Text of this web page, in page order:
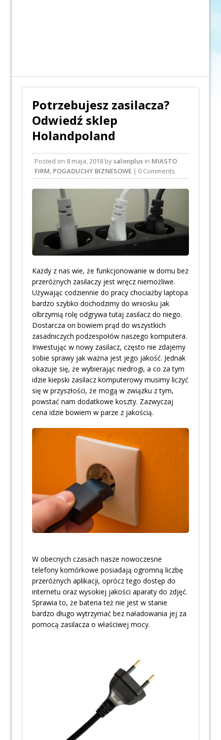
Potrzebujesz zasilacza?
Odwiedź sklep
Holandpoland
Posted on 8 maja, 2018 bysalonplus in MIASTO
FIRM, POGADUCHY BIZNESOWE | 0 Comments
Każdy z nas wie, że funkcjonowanie w domu bez
przeróżnych zasilaczy jest wręcz niemożliwe.
Używając codziennie do pracy chociażby laptopa
bardzo szybko dochodzimy do wniosku jak
olbrzymią rolę odgrywa tutaj zasilacz do niego.
Dostarcza on bowiem prąd do wszystkich
zasadniczych podzespołów naszego komputera.
Inwestując w nowy zasilacz, często nie zdajemy
sobie sprawy jak ważna jest jego jakość. Jednak
okazuje się, że wybierając niedrogi, a co za tym
idzie kiepski zasilacz komputerowy musimy liczyć
się w przyszłości, że mogą w związku z tym,
powstać nam dodatkowe koszty. Zazwyczaj
cena idzie bowiem w parze z jakością.
W obecnych czasach nasze nowoczesne
telefony komórkowe posiadają ogromną liczbę
przeróżnych aplikacji, oprócz tego dostęp do
internetu oraz wysokiej jakości aparaty do zdjęć.
Sprawia to, że bateria też nie jest w stanie
bardzo długo wytrzymać bez naładowania jej za
pomocą zasilacza o właściwej mocy.